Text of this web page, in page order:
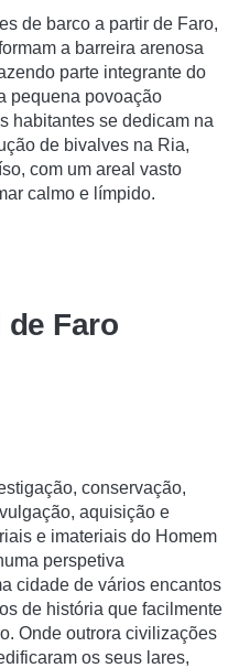
de barco a partir de Faro,
a barreira arenosa
parte integrante do
pequena povoação
habitantes se dedicam na
de bivalves na Ria,
com um areal vasto
calmo e límpido.
de Faro
conservação,
aquisição e
e imateriais do Homem
perspetiva
cidade de vários encantos
de história que facilmente
Onde outrora civilizações
os seus lares,